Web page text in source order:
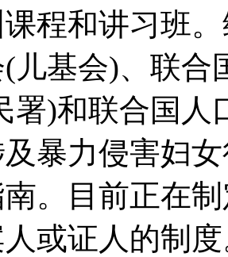
程和讲习班
儿基会)、联合
署)和联合国人
暴力侵害妇
南。目前正在
或证人的制